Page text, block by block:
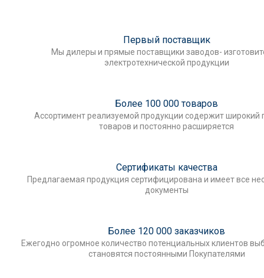
Первый поставщик
Мы дилеры и прямые поставщики заводов-
электротехнической продукции
Более 100 000 товаров
Ассортимент реализуемой продукции содержит широкий
товаров и постоянно расширяется
Сертификаты качества
Предлагаемая продукция сертифицирована и имеет все
документы
Более 120 000 заказчиков
Ежегодно огромное количество потенциальных клиентов
становятся постоянными Покупателями